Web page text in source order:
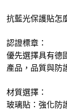
抗藍光保護貼怎
認證標章：
優先選擇具有德
產品，品質與防
材質選擇：
玻璃貼：強化防